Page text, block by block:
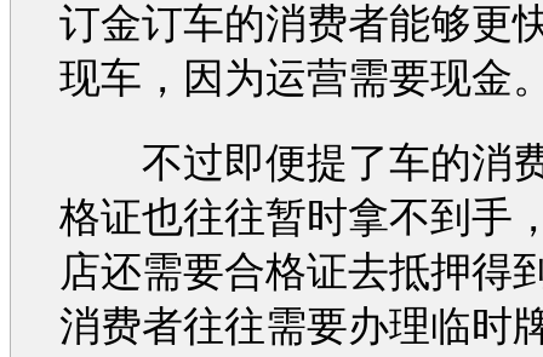
订金订车的消费者能够更
现车，因为运营需要现金
不过即便提了车的消
格证也往往暂时拿不到手
店还需要合格证去抵押得
消费者往往需要办理临时